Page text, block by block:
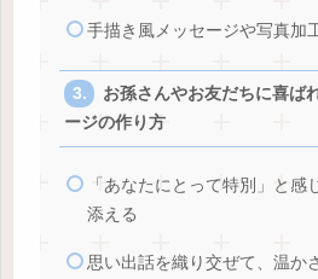
手描き風メッセージや写真加
お孫さんやお友だちに喜ば
ージの作り方
「あなたにとって特別」と感
添える
思い出話を織り交ぜて、温か